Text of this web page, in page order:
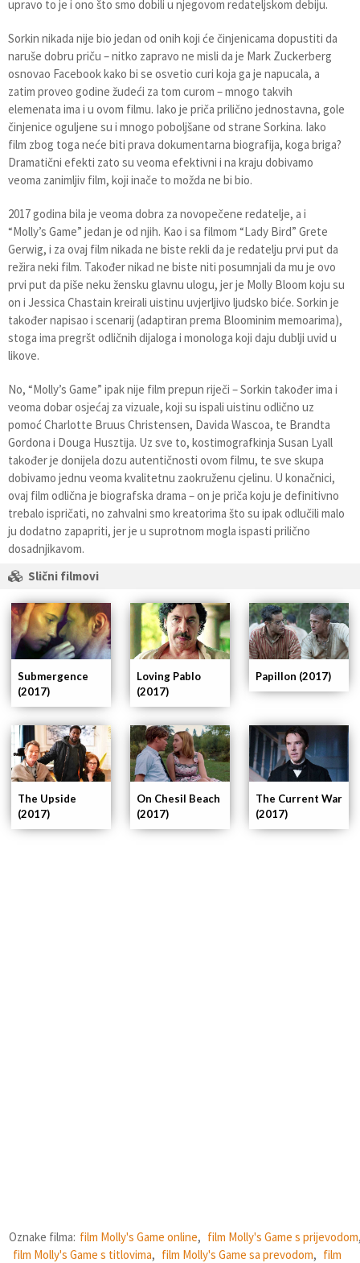
upravo to je i ono što smo dobili u njegovom redateljskom debiju.
Sorkin nikada nije bio jedan od onih koji će činjenicama dopustiti da
naruše dobru priču – nitko zapravo ne misli da je Mark Zuckerberg
osnovao Facebook kako bi se osvetio curi koja ga je napucala, a
zatim proveo godine žudeći za tom curom – mnogo takvih
elemenata ima i u ovom filmu. Iako je priča prilično jednostavna, gole
činjenice oguljene su i mnogo poboljšane od strane Sorkina. Iako
film zbog toga neće biti prava dokumentarna biografija, koga briga?
Dramatični efekti zato su veoma efektivni i na kraju dobivamo
veoma zanimljiv film, koji inače to možda ne bi bio.
2017 godina bila je veoma dobra za novopečene redatelje, a i
“Molly’s Game” jedan je od njih. Kao i sa filmom “Lady Bird” Grete
Gerwig, i za ovaj film nikada ne biste rekli da je redatelju prvi put da
režira neki film. Također nikad ne biste niti posumnjali da mu je ovo
prvi put da piše neku žensku glavnu ulogu, jer je Molly Bloom koju su
on i Jessica Chastain kreirali uistinu uvjerljivo ljudsko biće. Sorkin je
također napisao i scenarij (adaptiran prema Bloominim memoarima),
stoga ima pregršt odličnih dijaloga i monologa koji daju dublji uvid u
likove.
No, “Molly’s Game” ipak nije film prepun riječi – Sorkin također ima i
veoma dobar osjećaj za vizuale, koji su ispali uistinu odlično uz
pomoć Charlotte Bruus Christensen, Davida Wascoa, te Brandta
Gordona i Douga Husztija. Uz sve to, kostimografkinja Susan Lyall
također je donijela dozu autentičnosti ovom filmu, te sve skupa
dobivamo jednu veoma kvalitetnu zaokruženu cjelinu. U konačnici,
ovaj film odlična je biografska drama – on je priča koju je definitivno
trebalo ispričati, no zahvalni smo kreatorima što su ipak odlučili malo
ju dodatno zapapriti, jer je u suprotnom mogla ispasti prilično
dosadnjikavom.
Slični filmovi
The Current War
(2017)
On Chesil Beach
(2017)
The Upside
(2017)
Papillon (2017)
Loving Pablo
(2017)
Submergence
(2017)
Oznake filma: film Molly's Game online, film Molly's Game s prijevodom
film Molly's Game s titlovima, film Molly's Game sa prevodom, film